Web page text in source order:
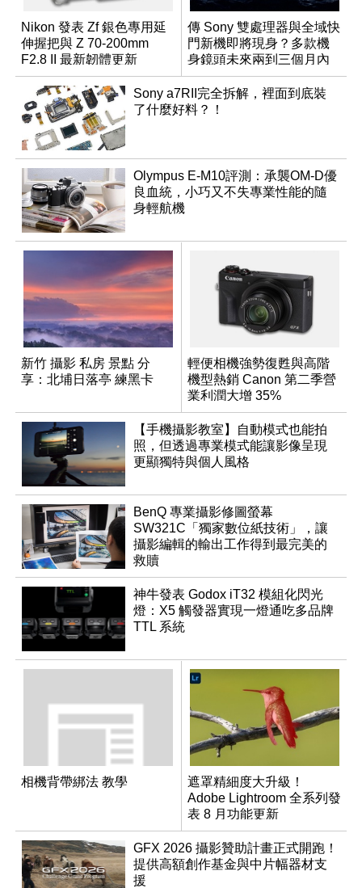
Nikon 發表 Zf 銀色專用延
伸握把與 Z 70-200mm
F2.8 II 最新韌體更新
傳 Sony 雙處理器與全域快
門新機即將現身？多款機
身鏡頭未來兩到三個月內
有望登場
Sony a7RII完全拆解，裡面到底裝
了什麼好料？！
Olympus E-M10評測：承襲OM-D優
良血統，小巧又不失專業性能的隨
身輕航機
新竹 攝影 私房 景點 分
享：北埔日落亭 練黑卡
輕便相機強勢復甦與高階
機型熱銷 Canon 第二季營
業利潤大增 35%
【手機攝影教室】自動模式也能拍
照，但透過專業模式能讓影像呈現
更顯獨特與個人風格
BenQ 專業攝影修圖螢幕
SW321C「獨家數位紙技術」，讓
攝影編輯的輸出工作得到最完美的
救贖
神牛發表 Godox iT32 模組化閃光
燈：X5 觸發器實現一燈通吃多品牌
TTL 系統
相機背帶綁法 教學
遮罩精細度大升級！
Adobe Lightroom 全系列發
表 8 月功能更新
GFX 2026 攝影贊助計畫正式開跑！
提供高額創作基金與中片幅器材支
援